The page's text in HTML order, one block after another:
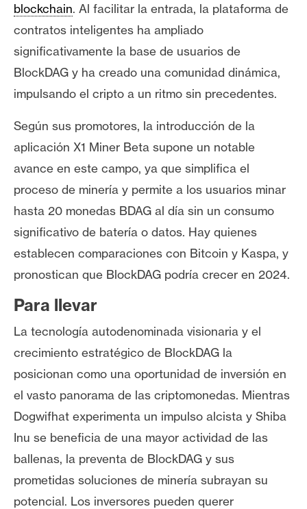
blockchain. Al facilitar la entrada, la plataforma de
contratos inteligentes ha ampliado
significativamente la base de usuarios de
BlockDAG y ha creado una comunidad dinámica,
impulsando el cripto a un ritmo sin precedentes.
Según sus promotores, la introducción de la
aplicación X1 Miner Beta supone un notable
avance en este campo, ya que simplifica el
proceso de minería y permite a los usuarios minar
hasta 20 monedas BDAG al día sin un consumo
significativo de batería o datos. Hay quienes
establecen comparaciones con Bitcoin y Kaspa, y
pronostican que BlockDAG podría crecer en 2024.
Para llevar
La tecnología autodenominada visionaria y el
crecimiento estratégico de BlockDAG la
posicionan como una oportunidad de inversión en
el vasto panorama de las criptomonedas. Mientras
Dogwifhat experimenta un impulso alcista y Shiba
Inu se beneficia de una mayor actividad de las
ballenas, la preventa de BlockDAG y sus
prometidas soluciones de minería subrayan su
potencial. Los inversores pueden querer